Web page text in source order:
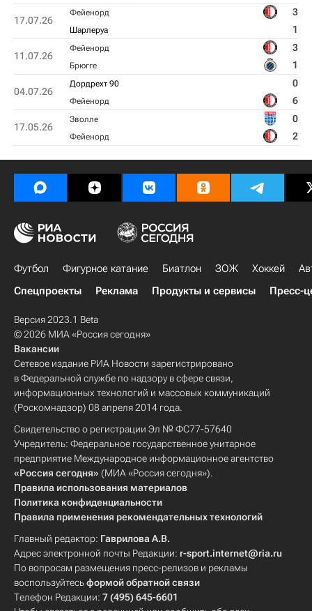
17.07.26
Фейенорд 3
Шарлеруа 1
11.07.26
Фейенорд 3
Брюгге 1
04.07.26
Дордрехт 90 0
Фейенорд 6
17.05.26
Зволле 0
Фейенорд 2
Футбол Фигурное катание Биатлон ЗОЖ Хоккей
Спецпроекты
Реклама Продукты и сервисы Пресс-
Версия 2023.1 Beta
© 2026 МИА «Россия сегодня»
Вакансии
Сетевое издание РИА Новости зарегистрировано
в Федеральной службе по надзору в сфере связи,
информационных технологий и массовых коммуникаций
(Роскомнадзор) 08 апреля 2014 года.
Свидетельство о регистрации Эл № ФС77-57640
Учредитель: Федеральное государственное унитарное
предприятие Международное информационное агентство
«Россия сегодня» (МИА «Россия сегодня»).
Правила использования материалов
Политика конфиденциальности
Правила применения рекомендательных технологий
Главный редактор: Гаврилова А.В.
Адрес электронной почты Редакции: r-sport.internet@ria.ru
По вопросам размещения пресс-релизов и рекламы
воспользуйтесьформой обратной связи
Телефон Редакции: 7 (495) 645-6601